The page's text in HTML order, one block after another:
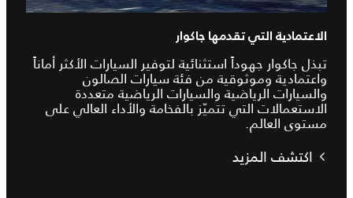
الاعتمادية التي تقدمها جاكوار
تبذل جاكوار جهوداً استثنائية لتوفير السيارات الأكثر أماناً
واعتمادية وموثوقية من فئة سيارات الصالون
والسيارات الرياضية والسيارات الرياضية متعددة
الاستعمالات التي تتميّز بالفخامة والأداء العالي على
مستوى العالم.
اكتشف المزيد